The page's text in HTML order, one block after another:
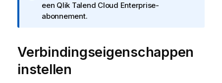
n
f
m
a
t
een Qlik Talend Cloud Enterprise-
abonnement.
Verbindingseigenschappen
instellen